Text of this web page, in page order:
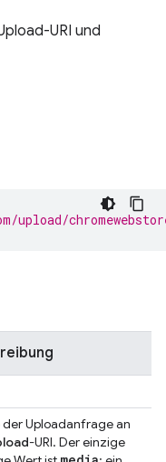
URI und
upload/
der Uploadanfrage an
-URI. Der einzige